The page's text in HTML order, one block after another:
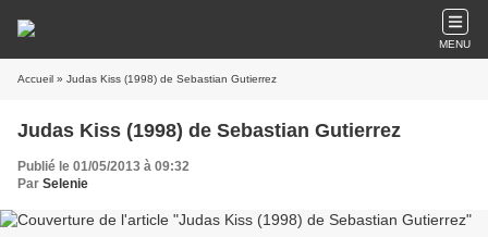
MENU
Accueil » Judas Kiss (1998) de Sebastian Gutierrez
Judas Kiss (1998) de Sebastian Gutierrez
Publié le 01/05/2013 à 09:32
Par Selenie